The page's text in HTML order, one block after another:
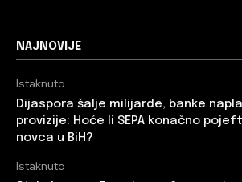
NAJNOVIJE
Istaknuto
Dijaspora šalje milijarde, banke
provizije: Hoće li SEPA konačno
novca u BiH?
Istaknuto